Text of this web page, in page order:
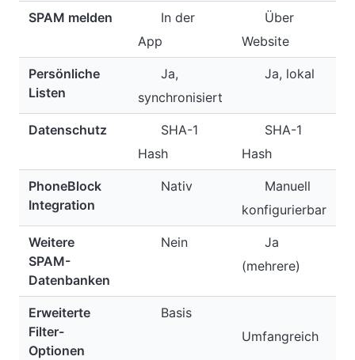
SPAM melden
In der
App
Über
Website
Persönliche
Listen
Ja,
synchronisiert
Ja, lokal
Datenschutz
SHA-1
Hash
SHA-1
Hash
PhoneBlock
Integration
Nativ
Manuell
konfigurierbar
Weitere
SPAM-
Datenbanken
Nein
Ja
(mehrere)
Erweiterte
Filter-
Optionen
Basis
Umfangreich